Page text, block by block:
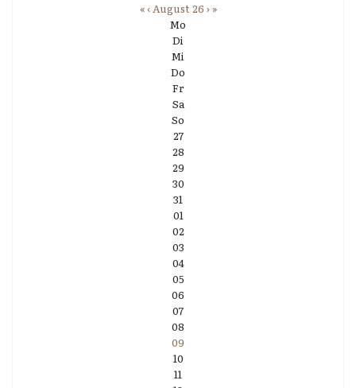
«‹August 26 ›»
Mo
Di
Mi
Do
Fr
Sa
So
27
28
29
30
31
01
02
03
04
05
06
07
08
09
10
11